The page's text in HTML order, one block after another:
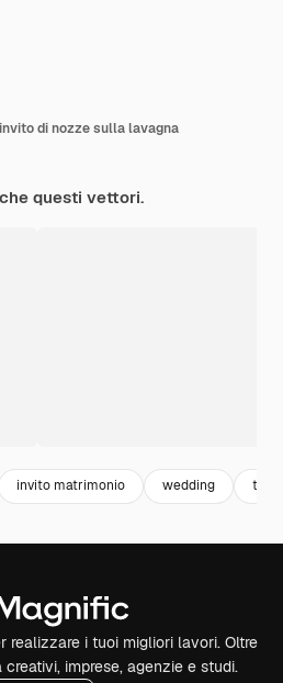
di nozze sulla lavagna
questi vettori.
invito matrimonio wedding
realizzare i tuoi migliori lavori. Oltre
imprese, agenzie e studi.